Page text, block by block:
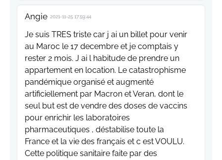
Angie 2021-11-25 17:59:44
Je suis TRES triste car j ai un billet pour venir
au Maroc le 17 decembre et je comptais y
rester 2 mois. J ai l habitude de prendre un
appartement en location. Le catastrophisme
pandémique organisé et augmenté
artificiellement par Macron et Veran, dont le
seul but est de vendre des doses de vaccins
pour enrichir les laboratoires
pharmaceutiques , déstabilise toute la
France et la vie des français et c est VOULU.
Cette politique sanitaire faite par des